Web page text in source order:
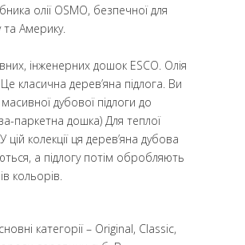
олії OSMO, безпечної для
та Америку.
інженерних дошок ESCO. Олія
класична дерев’яна підлога. Ви
дубової підлоги до
паркетна дошка) Для теплої
колекції ця дерев’яна дубова
а підлогу потім обробляють
кольорів.
категорії – Original, Classic,